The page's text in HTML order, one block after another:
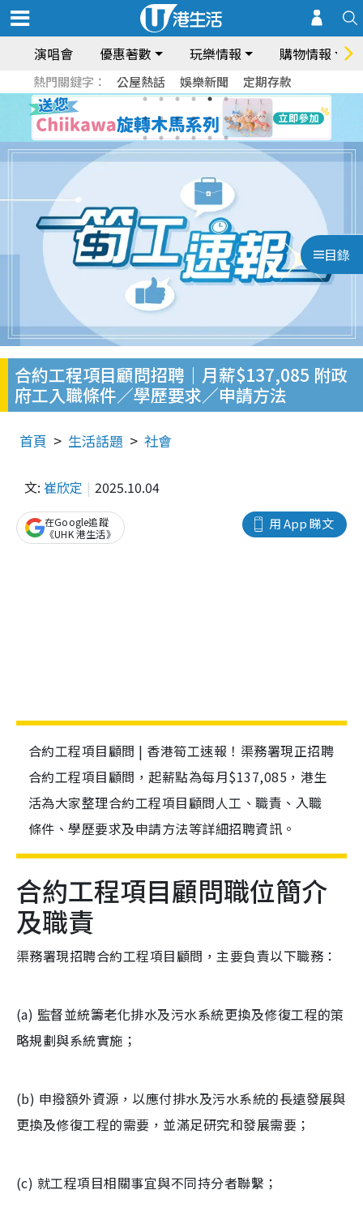
演唱會 優惠著數 玩樂情報 購物情報
熱門關鍵字： 公屋熱話 娛樂新聞 定期存款
目錄
合約工程項目顧問招聘｜月薪$137,085 附政
府工入職條件／學歷要求／申請方法
首頁 生活話題 社會
文: 崔欣定 2025.10.04
用 App 睇文
在Google追蹤
《UHK 港生活》
合約工程項目顧問 | 香港筍工速報！渠務署現正招聘
合約工程項目顧問，起薪點為每月$137,085，港生
活為大家整理合約工程項目顧問人工、職責、入職
條件、學歷要求及申請方法等詳細招聘資訊。
合約工程項目顧問職位簡介
及職責
渠務署現招聘合約工程項目顧問，主要負責以下職務：
(a) 監督並統籌老化排水及污水系統更換及修復工程的策
略規劃與系統實施；
(b) 申撥額外資源，以應付排水及污水系統的長遠發展與
更換及修復工程的需要，並滿足研究和發展需要；
(c) 就工程項目相關事宜與不同持分者聯繫；